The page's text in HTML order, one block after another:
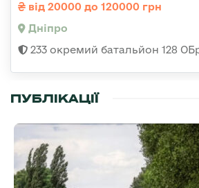
від 20000 до 120000 грн
Дніпро
233 окремий батальйон 128
ПУБЛІКАЦІЇ